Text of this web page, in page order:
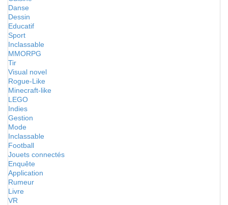
Danse
Dessin
Educatif
Sport
Inclassable
MMORPG
Tir
Visual novel
Rogue-Like
Minecraft-like
LEGO
Indies
Gestion
Mode
Inclassable
Football
Jouets connectés
Enquête
Application
Rumeur
Livre
VR